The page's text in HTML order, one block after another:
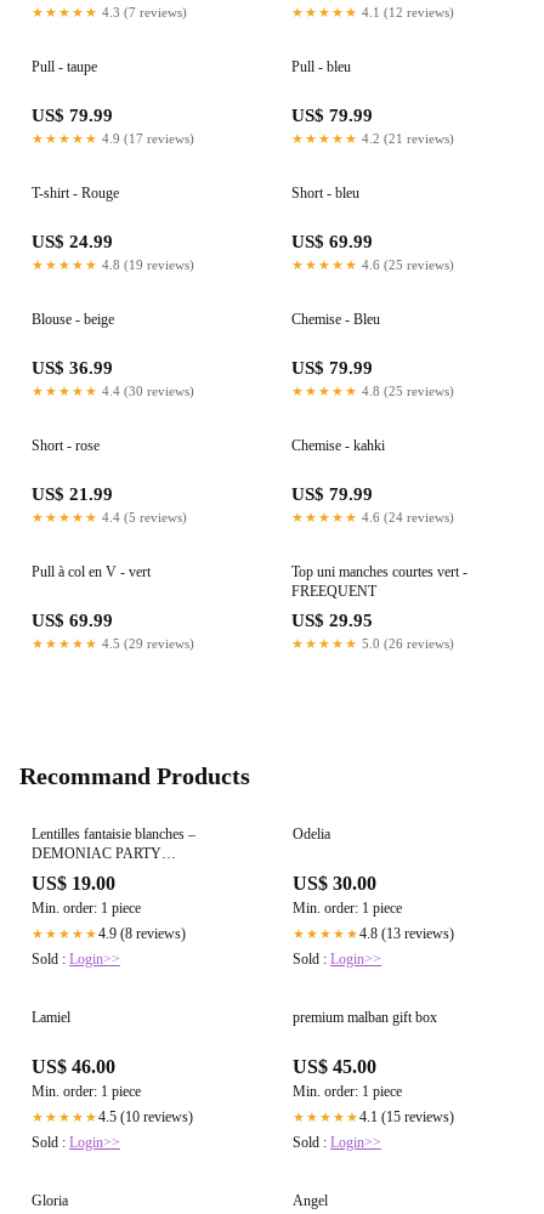
★★★★★ 4.3 (7 reviews) ★★★★★ 4.1 (12 reviews)
Pull - taupe
US$ 79.99
★★★★★ 4.9 (17 reviews)
Pull - bleu
US$ 79.99
★★★★★ 4.2 (21 reviews)
T-shirt - Rouge
US$ 24.99
★★★★★ 4.8 (19 reviews)
Short - bleu
US$ 69.99
★★★★★ 4.6 (25 reviews)
Blouse - beige
US$ 36.99
★★★★★ 4.4 (30 reviews)
Chemise - Bleu
US$ 79.99
★★★★★ 4.8 (25 reviews)
Short - rose
US$ 21.99
★★★★★ 4.4 (5 reviews)
Chemise - kahki
US$ 79.99
★★★★★ 4.6 (24 reviews)
Pull à col en V - vert
US$ 69.99
★★★★★ 4.5 (29 reviews)
Top uni manches courtes vert -
FREEQUENT
US$ 29.95
★★★★★ 5.0 (26 reviews)
Recommand Products
Lentilles fantaisie blanches –
DEMONIAC PARTY
NIGHTMARE (sans correction)
US$ 19.00
Min. order: 1 piece
★★★★★4.9 (8 reviews)
Sold : Login>>
Odelia
US$ 30.00
Min. order: 1 piece
★★★★★4.8 (13 reviews)
Sold : Login>>
Lamiel
US$ 46.00
Min. order: 1 piece
★★★★★4.5 (10 reviews)
Sold : Login>>
premium malban gift box
US$ 45.00
Min. order: 1 piece
★★★★★4.1 (15 reviews)
Sold : Login>>
Gloria Angel